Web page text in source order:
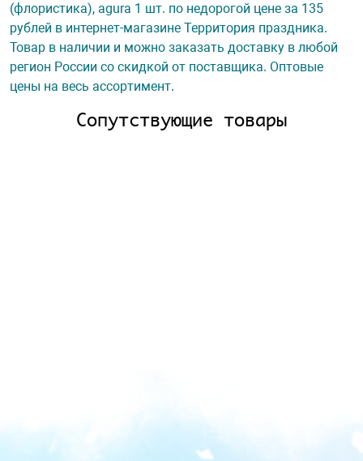
(флористика), agura 1 шт. по недорогой цене за 135
рублей в интернет-магазине Территория праздника.
Товар в наличии и можно заказать доставку в любой
регион России со скидкой от поставщика. Оптовые
цены на весь ассортимент.
Сопутствующие товары